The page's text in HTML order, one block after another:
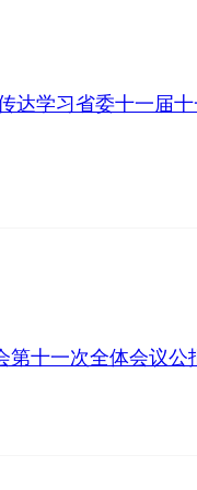
达学习省委十一届
第十一次全体会议公